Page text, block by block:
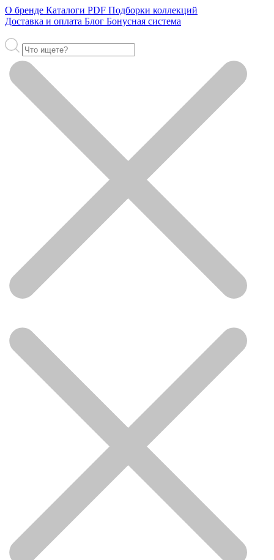
О бренде Каталоги PDF Подборки коллекций
Доставка и оплата Блог Бонусная система